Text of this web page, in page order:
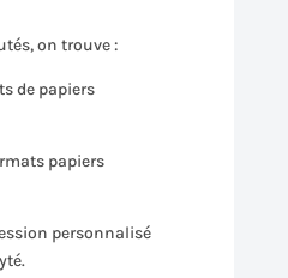
on trouve :
de papiers
papiers
personnalisé